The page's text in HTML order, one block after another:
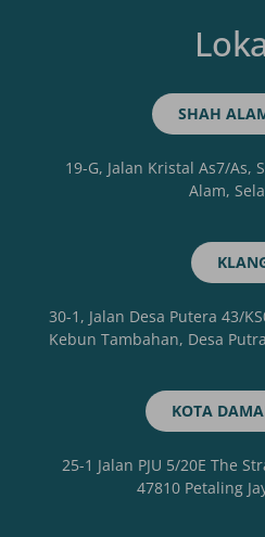
SHAH
19-G, Jalan Kristal As7/As,
Alam,
30-1, Jalan Desa Putera 43/
Kebun Tambahan, Desa
KOTA
25-1 Jalan PJU 5/20E The
47810 Petaling